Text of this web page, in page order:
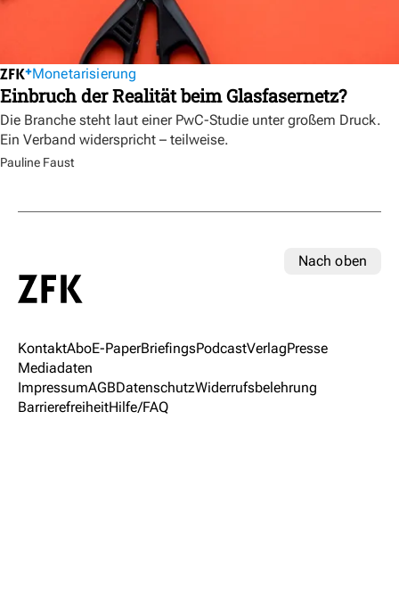
Monetarisierung
Einbruch der Realität beim Glasfasernetz?
Die Branche steht laut einer PwC-Studie unter großem Druck.
Ein Verband widerspricht – teilweise.
Pauline Faust
Nach oben
KontaktAboE-PaperBriefingsPodcastVerlagPresse
Mediadaten
ImpressumAGBDatenschutzWiderrufsbelehrung
BarrierefreiheitHilfe/FAQ